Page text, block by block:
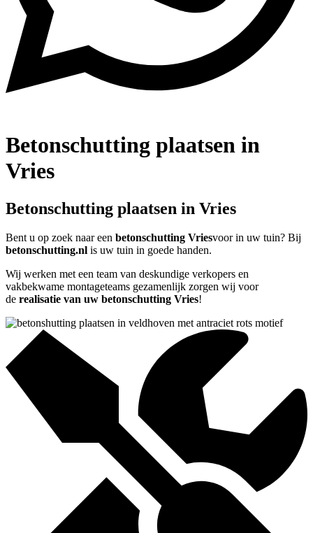
Betonschutting plaatsen in
Vries
Betonschutting plaatsen in Vries
Bent u op zoek naar een betonschutting Vriesvoor in uw tuin? Bij
betonschutting.nl is uw tuin in goede handen.
Wij werken met een team van deskundige verkopers en
vakbekwame montageteams gezamenlijk zorgen wij voor
de realisatie van uw betonschutting Vries!